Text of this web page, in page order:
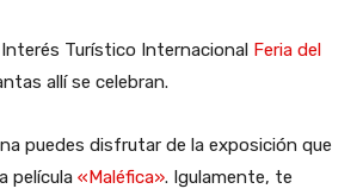
Turístico Internacional Feria del
allí se celebran.
puedes disfrutar de la exposición que
película «Maléfica». Igulamente, te